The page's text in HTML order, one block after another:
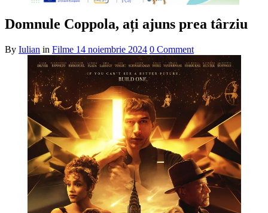
Domnule Coppola, ați ajuns prea târziu
By Iulian in Filme 14 noiembrie 2024 0 Comment